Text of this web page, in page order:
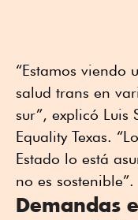
“Estamos viendo
salud trans en
sur”, explicó Luis
Equality Texas.
Estado lo está
no es sostenible”.
Demandas